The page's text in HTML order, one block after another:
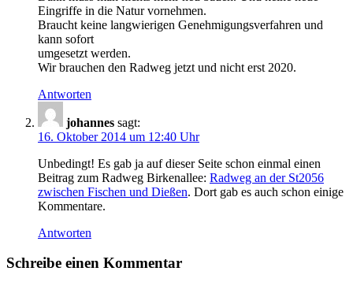
Eingriffe in die Natur vornehmen.
Braucht keine langwierigen Genehmigungsverfahren und
kann sofort
umgesetzt werden.
Wir brauchen den Radweg jetzt und nicht erst 2020.
Antworten
johannes sagt:
16. Oktober 2014 um 12:40 Uhr
Unbedingt! Es gab ja auf dieser Seite schon einmal einen
Beitrag zum Radweg Birkenallee: Radweg an der St2056
zwischen Fischen und Dießen. Dort gab es auch schon einige
Kommentare.
Antworten
Schreibe einen Kommentar